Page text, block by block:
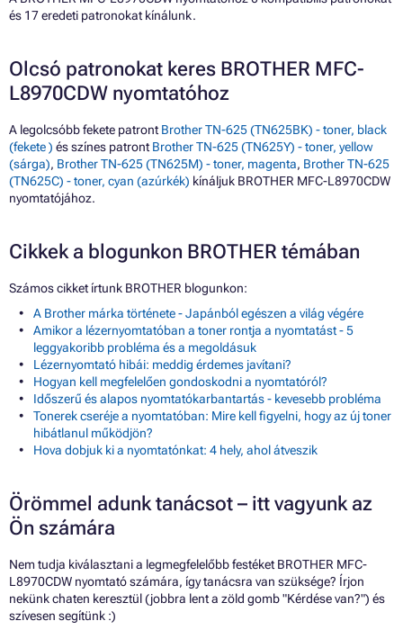
és 17 eredeti patronokat kínálunk.
Olcsó patronokat keres BROTHER MFC-
L8970CDW nyomtatóhoz
A legolcsóbb fekete patrontBrother TN-625 (TN625BK) - toner, black
(fekete ) és színes patrontBrother TN-625 (TN625Y) - toner, yellow
(sárga), Brother TN-625 (TN625M) - toner, magenta, Brother TN-625
(TN625C) - toner, cyan (azúrkék) kínáljuk BROTHER MFC-L8970CDW
nyomtatójához.
Cikkek a blogunkon BROTHER témában
Számos cikket írtunk BROTHER blogunkon:
A Brother márka története - Japánból egészen a világ végére
Amikor a lézernyomtatóban a toner rontja a nyomtatást - 5
leggyakoribb probléma és a megoldásuk
Lézernyomtató hibái: meddig érdemes javítani?
Hogyan kell megfelelően gondoskodni a nyomtatóról?
Időszerű és alapos nyomtatókarbantartás - kevesebb probléma
Tonerek cseréje a nyomtatóban: Mire kell figyelni, hogy az új toner
hibátlanul működjön?
Hova dobjuk ki a nyomtatónkat: 4 hely, ahol átveszik
Örömmel adunk tanácsot – itt vagyunk az
Ön számára
Nem tudja kiválasztani a legmegfelelőbb festéket BROTHER MFC-
L8970CDW nyomtató számára, így tanácsra van szüksége? Írjon
nekünk chaten keresztül (jobbra lent a zöld gomb "Kérdése van?") és
szívesen segítünk :)